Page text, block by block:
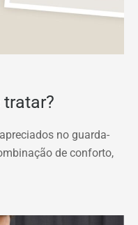
no guarda-
de conforto,